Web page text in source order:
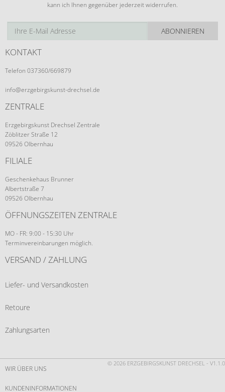
kann ich Ihnen gegenüber jederzeit widerrufen.
ABONNIEREN
KONTAKT
Telefon 037360/669879
info@erzgebirgskunst-drechsel.de
ZENTRALE
Erzgebirgskunst Drechsel Zentrale
Zöblitzer Straße 12
09526 Olbernhau
FILIALE
Geschenkehaus Brunner
Albertstraße 7
09526 Olbernhau
ÖFFNUNGSZEITEN ZENTRALE
MO - FR: 9:00 - 15:30 Uhr
Terminvereinbarungen möglich.
VERSAND / ZAHLUNG
Liefer- und Versandkosten
Retoure
Zahlungsarten
© 2026 ERZGEBIRGSKUNST DRECHSEL - V1.1.0
WIR ÜBER UNS
KUNDENINFORMATIONEN